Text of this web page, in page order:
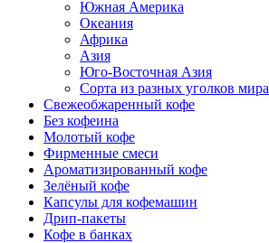
Южная Америка
Океания
Африка
Азия
Юго-Восточная Азия
Сорта из разных уголков мира
Свежеобжаренный кофе
Без кофеина
Молотый кофе
Фирменные смеси
Ароматизированный кофе
Зелёный кофе
Капсулы для кофемашин
Дрип-пакеты
Кофе в банках